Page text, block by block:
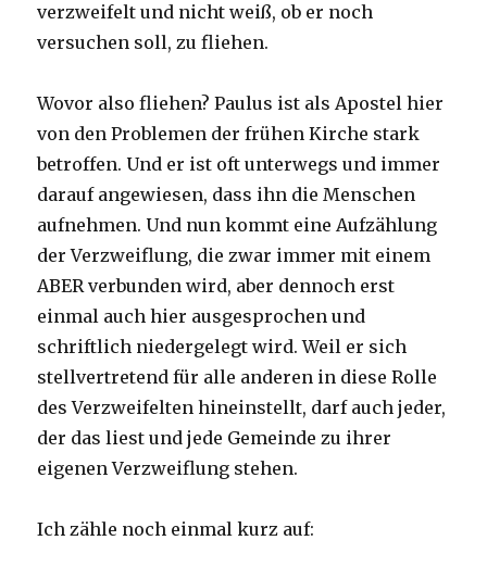
verzweifelt und nicht weiß, ob er noch
versuchen soll, zu fliehen.
Wovor also fliehen? Paulus ist als Apostel hier
von den Problemen der frühen Kirche stark
betroffen. Und er ist oft unterwegs und immer
darauf angewiesen, dass ihn die Menschen
aufnehmen. Und nun kommt eine Aufzählung
der Verzweiflung, die zwar immer mit einem
ABER verbunden wird, aber dennoch erst
einmal auch hier ausgesprochen und
schriftlich niedergelegt wird. Weil er sich
stellvertretend für alle anderen in diese Rolle
des Verzweifelten hineinstellt, darf auch jeder,
der das liest und jede Gemeinde zu ihrer
eigenen Verzweiflung stehen.
Ich zähle noch einmal kurz auf: